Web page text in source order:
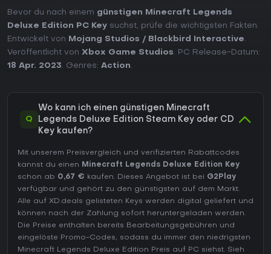
Bevor du nach einem günstigen Minecraft Legends
Deluxe Edition PC Key suchst, prüfe die wichtigsten Fakten.
Entwickelt von
Mojang Studios / ‪Blackbird Interactive.
Veröffentlicht von Xbox Game Studios. PC Release-Datum:
18 Apr. 2023. Genres: Action.
Q
Wo kann ich einen günstigen Minecraft
Legends Deluxe Edition Steam Key oder CD
Key kaufen?
Mit unserem Preisvergleich und verifizierten Rabattcodes
kannst du einen Minecraft Legends Deluxe Edition Key
schon ab 0,67 € kaufen. Dieses Angebot ist bei G2Play
verfügbar und gehört zu den günstigsten auf dem Markt.
Alle auf XD.deals gelisteten Keys werden digital geliefert und
können nach der Zahlung sofort heruntergeladen werden.
Die Preise enthalten bereits Bearbeitungsgebühren und
eingelöste Promo-Codes, sodass du immer den niedrigsten
Minecraft Legends Deluxe Edition Preis auf PC siehst. Sieh